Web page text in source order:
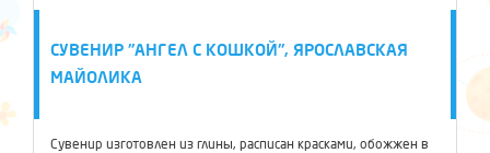
СУВЕНИР "АНГЕЛ С КОШКОЙ", ЯРОСЛАВСКАЯ
МАЙОЛИКА
Сувенир изготовлен из глины, расписан красками, обожжен в